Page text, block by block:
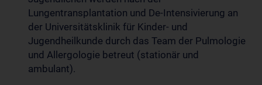
Lungentransplantation und De-Intensivierung an
der Universitätsklinik für Kinder- und
Jugendheilkunde durch das Team der Pulmologie
und Allergologie betreut (stationär und
ambulant).